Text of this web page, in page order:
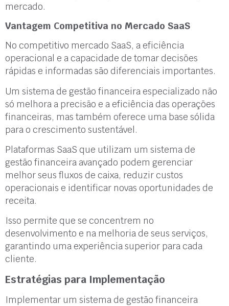
mercado.
Vantagem Competitiva no Mercado SaaS
No competitivo mercado SaaS, a eficiência
operacional e a capacidade de tomar decisões
rápidas e informadas são diferenciais importantes.
Um sistema de gestão financeira especializado não
só melhora a precisão e a eficiência das operações
financeiras, mas também oferece uma base sólida
para o crescimento sustentável.
Plataformas SaaS que utilizam um sistema de
gestão financeira avançado podem gerenciar
melhor seus fluxos de caixa, reduzir custos
operacionais e identificar novas oportunidades de
receita.
Isso permite que se concentrem no
desenvolvimento e na melhoria de seus serviços,
garantindo uma experiência superior para cada
cliente.
Estratégias para Implementação
Implementar um sistema de gestão financeira